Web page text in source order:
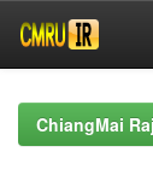
navigationChiangMai